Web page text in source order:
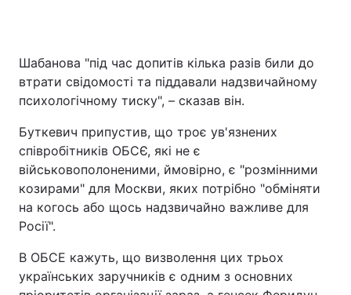
Шабанова "під час допитів кілька разів били до
втрати свідомості та піддавали надзвичайному
психологічному тиску", – сказав він.
Буткевич припустив, що троє ув'язнених
співробітників ОБСЄ, які не є
військовополоненими, ймовірно, є "розмінними
козирами" для Москви, яких потрібно "обміняти
на когось або щось надзвичайно важливе для
Росії".
В ОБСЕ кажуть, що визволення цих трьох
українських заручників є одним з основних